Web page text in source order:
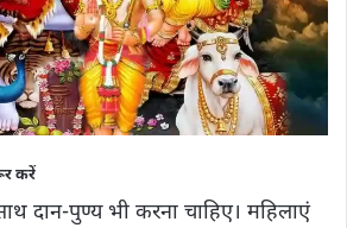
करें
दान-पुण्य भी करना चाहिए। महिलाएं